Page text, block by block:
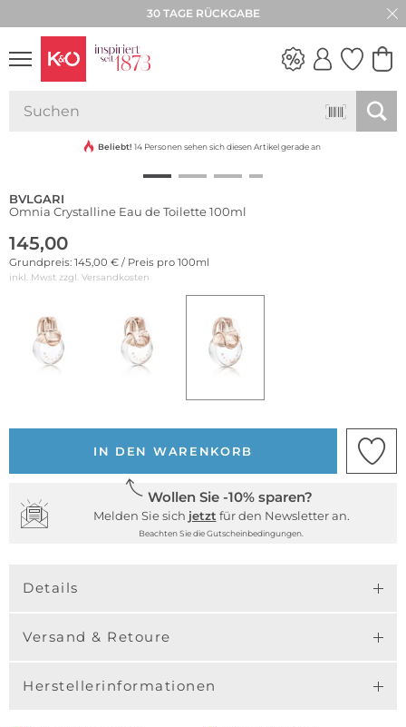
30 TAGE RÜCKGABE
VIBES
Beliebt! 14 Personen sehen sich diesen Artikel gerade an
BVLGARI
Omnia Crystalline Eau de Toilette 100ml
145,00
Grundpreis: 145,00 € / Preis pro 100ml
inkl. Mwst zzgl. Versandkosten
IN DEN WARENKORB
Wollen Sie -10% sparen?
Melden Sie sich jetzt für den Newsletter an.
Beachten Sie die Gutscheinbedingungen.
Details
Versand & Retoure
Herstellerinformationen